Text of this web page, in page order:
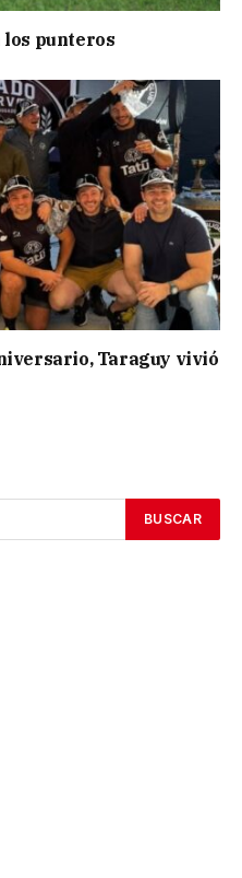
los punteros
Taraguy vivió